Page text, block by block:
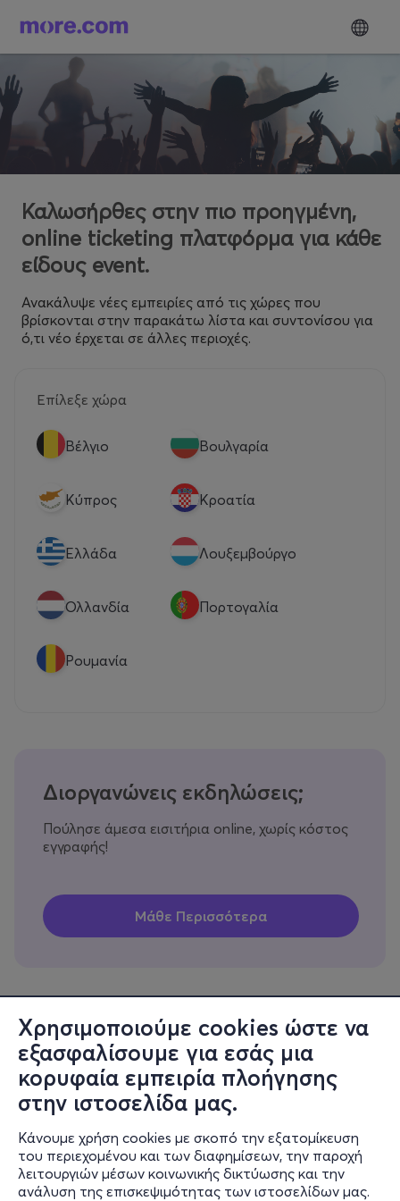
Χρησιμοποιούμε cookies ώστε να
εξασφαλίσουμε για εσάς μια
κορυφαία εμπειρία πλοήγησης
στην ιστοσελίδα μας.
Κάνουμε χρήση cookies με σκοπό την εξατομίκευση
του περιεχομένου και των διαφημίσεων, την παροχή
λειτουργιών μέσων κοινωνικής δικτύωσης και την
ανάλυση της επισκεψιμότητας των ιστοσελίδων μας.
Καλωσήρθες στην πιο προηγμένη,
online ticketing πλατφόρμα για κάθε
είδους event.
Ανακάλυψε νέες εμπειρίες από τις χώρες που
βρίσκονται στην παρακάτω λίστα και συντονίσου για
ό,τι νέο έρχεται σε άλλες περιοχές.
Επίλεξε χώρα
Βέλγιο Βουλγαρία
Κύπρος Κροατία
Eλλάδα Λουξεμβούργο
Ολλανδία Πορτογαλία
Ρουμανία
Διοργανώνεις εκδηλώσεις;
Πούλησε άμεσα εισιτήρια online, χωρίς κόστος
εγγραφής!
Πληροφορίες
Υποστήριξη
Stay Connected